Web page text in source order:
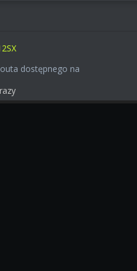
dostępnego na